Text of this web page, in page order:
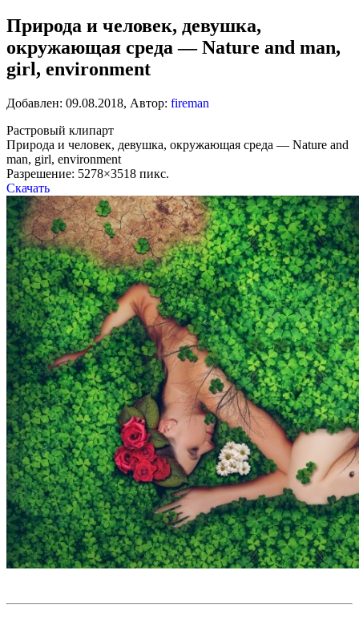
Природа и человек, девушка,
окружающая среда — Nature and man,
girl, environment
Добавлен: 09.08.2018, Автор: fireman
Растровый клипарт
Природа и человек, девушка, окружающая среда — Nature and
man, girl, environment
Разрешение: 5278×3518 пикс.
Скачать